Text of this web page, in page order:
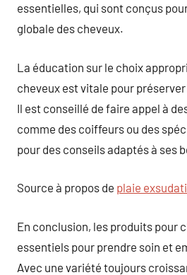
essentielles, qui sont conçus
globale des cheveux.
La éducation sur le choix
cheveux est vitale pour
Il est conseillé de faire appel à
comme des coiffeurs ou des
pour des conseils adaptés à ses
Source à propos de plaie
En conclusion, les produits pour
essentiels pour prendre soin et
Avec une variété toujours